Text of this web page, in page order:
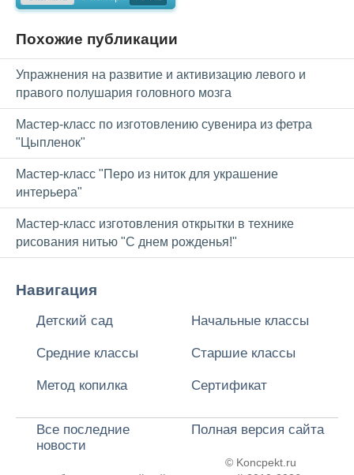
Похожие публикации
Упражнения на развитие и активизацию левого и
правого полушария головного мозга
Мастер-класс по изготовлению сувенира из фетра
"Цыпленок"
Мастер-класс "Перо из ниток для украшение
интерьера"
Мастер-класс изготовления открытки в технике
рисования нитью "С днем рожденья!"
Навигация
Детский сад Начальные классы
Средние классы Старшие классы
Метод копилка Сертификат
Все последние
новости
Полная версия сайта
© Koncpekt.ru